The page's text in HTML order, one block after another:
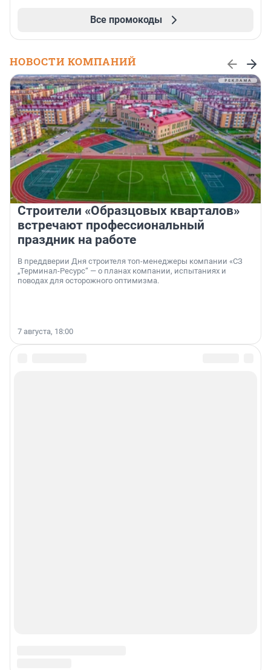
Все промокоды
НОВОСТИ КОМПАНИЙ
Строители «Образцовых кварталов»
встречают профессиональный
праздник на работе
В преддверии Дня строителя топ-менеджеры компании «СЗ
„Терминал-Ресурс“ — о планах компании, испытаниях и
поводах для осторожного оптимизма.
7 августа, 18:00